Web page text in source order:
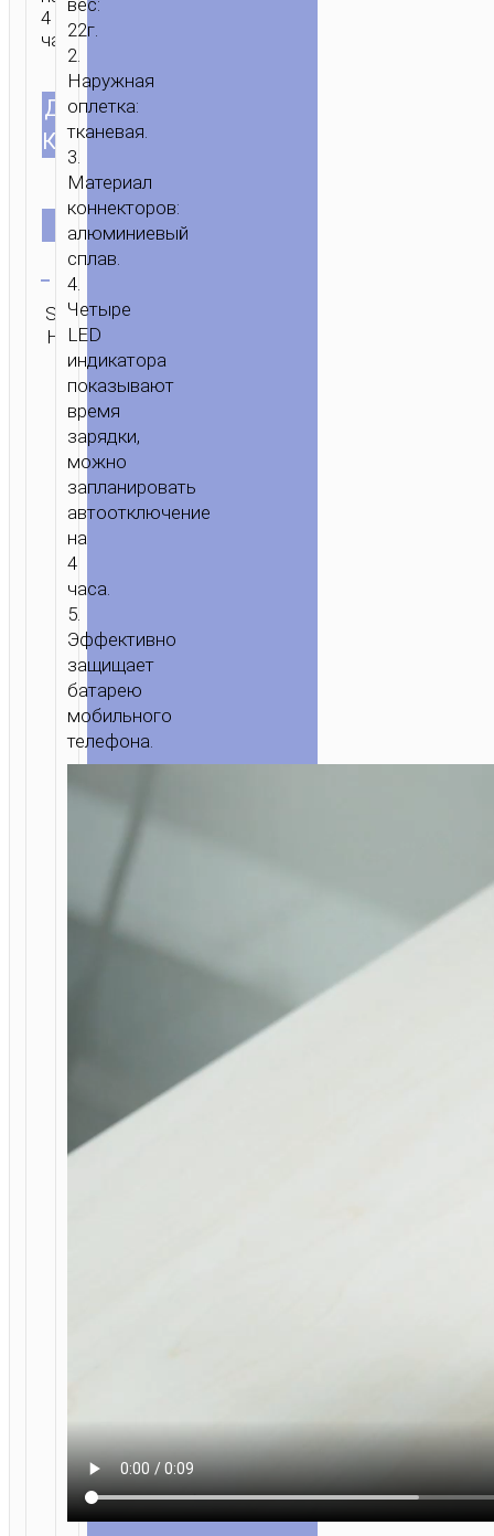
ГЛАВНАЯ / МОБИЛЬНЫЕ
АКСЕССУАРЫ /
LIGHTNING
ЗАРЯДКА
ПЕРЕДАЧА
ДАННЫХ
4
часа.
ДЛИНА
КАБЕЛЯ
ЦВЕТ
u44
lightning
SKU:
Н/Д
Категория:
Lightning
вес:
22г.
2.
Наружная
оплетка:
тканевая.
3.
Материал
коннекторов:
алюминиевый
сплав.
4.
Четыре
LED
индикатора
показывают
время
зарядки,
можно
запланировать
автоотключение
на
4
часа.
5.
Эффективно
защищает
батарею
мобильного
телефона.